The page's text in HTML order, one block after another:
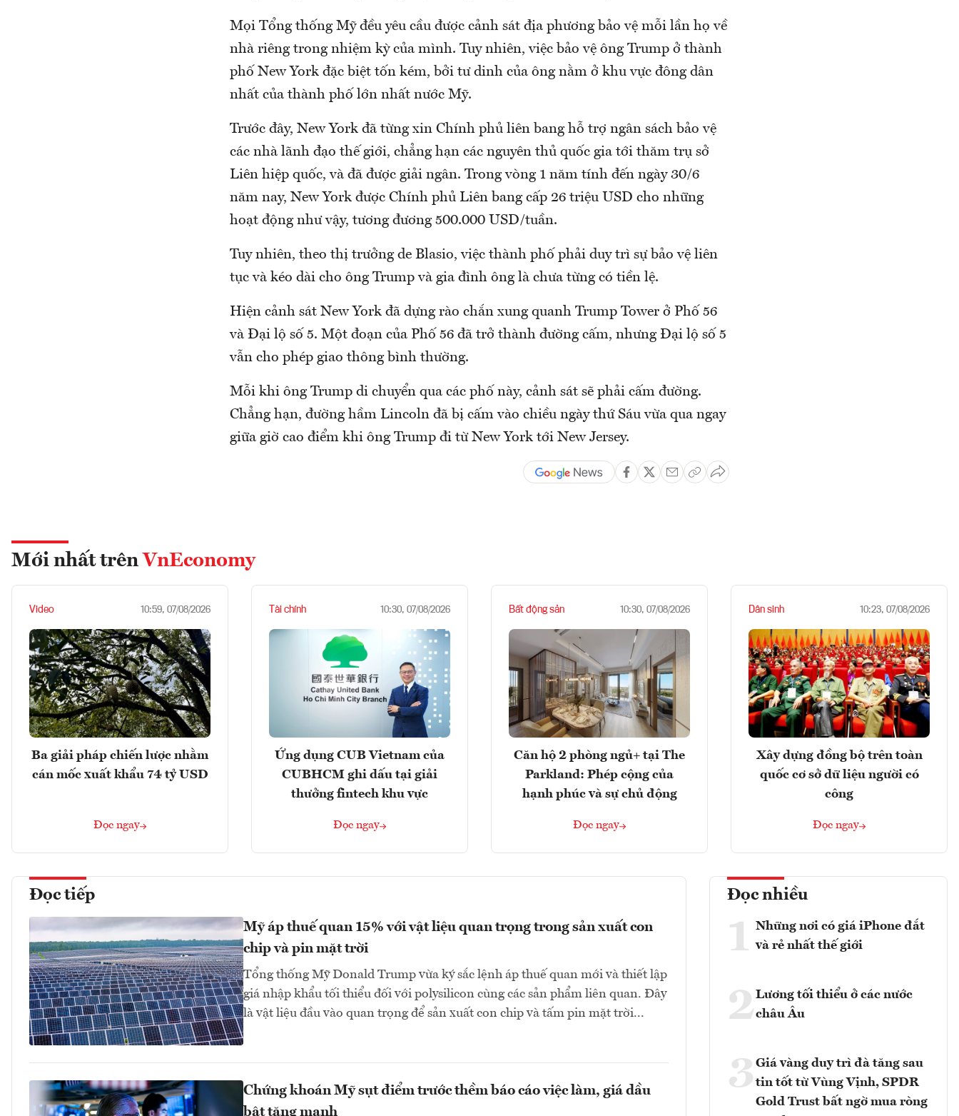
Mọi Tổng thống Mỹ đều yêu cầu được cảnh sát địa phương bảo vệ mỗi lần họ về
nhà riêng trong nhiệm kỳ của mình. Tuy nhiên, việc bảo vệ ông Trump ở thành
phố New York đặc biệt tốn kém, bởi tư dinh của ông nằm ở khu vực đông dân
nhất của thành phố lớn nhất nước Mỹ.
Trước đây, New York đã từng xin Chính phủ liên bang hỗ trợ ngân sách bảo vệ
các nhà lãnh đạo thế giới, chẳng hạn các nguyên thủ quốc gia tới thăm trụ sở
Liên hiệp quốc, và đã được giải ngân. Trong vòng 1 năm tính đến ngày 30/6
năm nay, New York được Chính phủ Liên bang cấp 26 triệu USD cho những
hoạt động như vậy, tương đương 500.000 USD/tuần.
Tuy nhiên, theo thị trưởng de Blasio, việc thành phố phải duy trì sự bảo vệ liên
tục và kéo dài cho ông Trump và gia đình ông là chưa từng có tiền lệ.
Hiện cảnh sát New York đã dựng rào chắn xung quanh Trump Tower ở Phố 56
và Đại lộ số 5. Một đoạn của Phố 56 đã trở thành đường cấm, nhưng Đại lộ số 5
vẫn cho phép giao thông bình thường.
Mỗi khi ông Trump di chuyển qua các phố này, cảnh sát sẽ phải cấm đường.
Chẳng hạn, đường hầm Lincoln đã bị cấm vào chiều ngày thứ Sáu vừa qua ngay
giữa giờ cao điểm khi ông Trump đi từ New York tới New Jersey.
Mới nhất trên VnEconomy
Video 10:59, 07/08/2026
Ba giải pháp chiến lược nhằm
cán mốc xuất khẩu 74 tỷ USD
Đọc ngay
Tài chính 10:30, 07/08/2026
Ứng dụng CUB Vietnam của
CUBHCM ghi dấu tại giải
thưởng fintech khu vực
Đọc ngay
Bất động sản 10:30, 07/08/2026
Căn hộ 2 phòng ngủ+ tại The
Parkland: Phép cộng của
hạnh phúc và sự chủ động
Đọc ngay
Dân sinh 10:23, 07/08/2026
Xây dựng đồng bộ trên toàn
quốc cơ sở dữ liệu người có
công
Đọc ngay
Đọc tiếp
Mỹ áp thuế quan 15% với vật liệu quan trọng trong sản xuất con
chip và pin mặt trời
Tổng thống Mỹ Donald Trump vừa ký sắc lệnh áp thuế quan mới và thiết lập
giá nhập khẩu tối thiểu đối với polysilicon cùng các sản phẩm liên quan. Đây
là vật liệu đầu vào quan trọng để sản xuất con chip và tấm pin mặt trời...
Chứng khoán Mỹ sụt điểm trước thềm báo cáo việc làm, giá dầu
bật tăng mạnh
Đọc nhiều
1 Những nơi có giá iPhone đắt
và rẻ nhất thế giới
2Lương tối thiểu ở các nước
châu Âu
3 Giá vàng duy trì đà tăng sau
tin tốt từ Vùng Vịnh, SPDR
Gold Trust bất ngờ mua ròng